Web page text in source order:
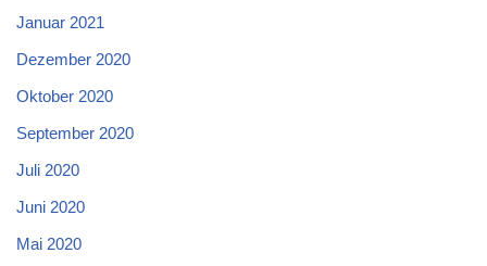
Januar 2021
Dezember 2020
Oktober 2020
September 2020
Juli 2020
Juni 2020
Mai 2020